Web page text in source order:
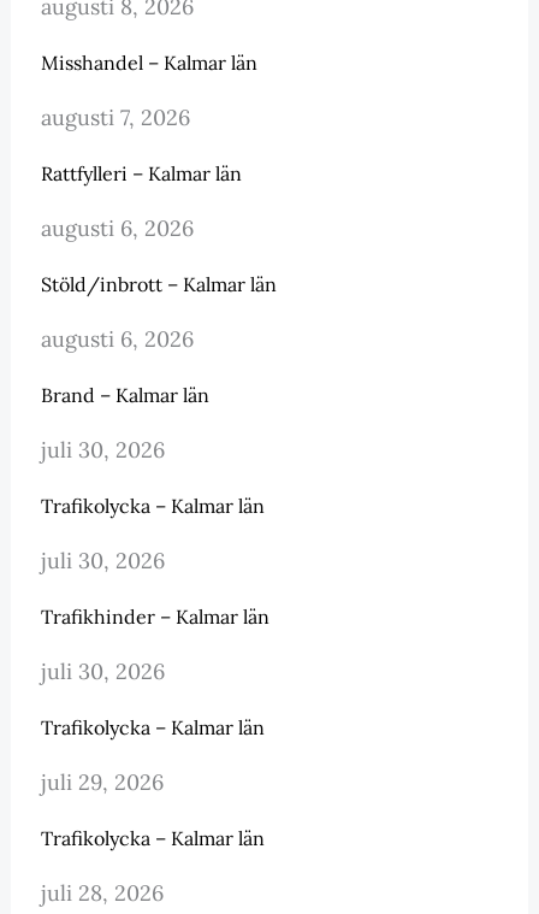
augusti 8, 2026
Misshandel – Kalmar län
augusti 7, 2026
Rattfylleri – Kalmar län
augusti 6, 2026
Stöld/inbrott – Kalmar län
augusti 6, 2026
Brand – Kalmar län
juli 30, 2026
Trafikolycka – Kalmar län
juli 30, 2026
Trafikhinder – Kalmar län
juli 30, 2026
Trafikolycka – Kalmar län
juli 29, 2026
Trafikolycka – Kalmar län
juli 28, 2026